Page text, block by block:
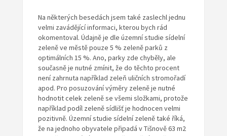
Na některých besedách jsem také zaslechl jednu
velmi zavádějící informaci, kterou bych rád
okomentoval. Údajně je dle územní studie sídelní
zeleně ve městě pouze 5 % zeleně parků z
optimálních 15 %. Ano, parky zde chyběly, ale
současně je nutné zmínit, že do těchto procent
není zahrnuta například zeleň uličních stromořadí
apod. Pro posuzování výměry zeleně je nutné
hodnotit celek zeleně se všemi složkami, protože
například podíl zeleně sídlišť je hodnocen velmi
pozitivně. Územní studie sídelní zeleně také říká,
že na jednoho obyvatele připadá v Tišnově 63 m2